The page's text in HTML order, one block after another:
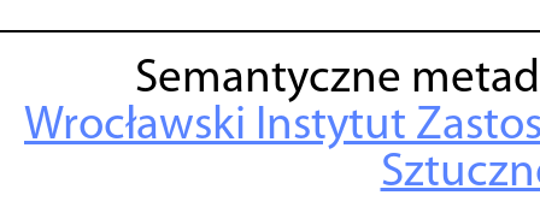
Semantyczne
Wrocławski Instytut